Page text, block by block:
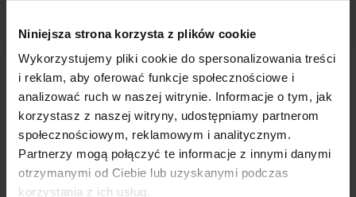
Niniejsza strona korzysta z plików cookie
Wykorzystujemy pliki cookie do spersonalizowania treści
i reklam, aby oferować funkcje społecznościowe i
analizować ruch w naszej witrynie. Informacje o tym, jak
korzystasz z naszej witryny, udostępniamy partnerom
społecznościowym, reklamowym i analitycznym.
Partnerzy mogą połączyć te informacje z innymi danymi
otrzymanymi od Ciebie lub uzyskanymi podczas
korzystania z ich usług.
4.8
Ocena
Na podstawie
868opinii
Jak zbieramy opinie?